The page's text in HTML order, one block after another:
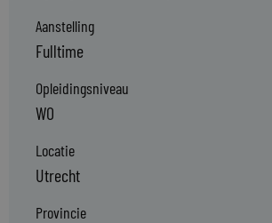
Aanstelling
Fulltime
Opleidingsniveau
WO
Locatie
Utrecht
Provincie